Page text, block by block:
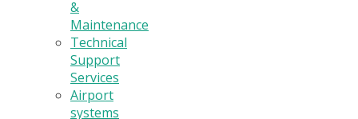
&
Maintenance
Technical
Support
Services
Airport
systems